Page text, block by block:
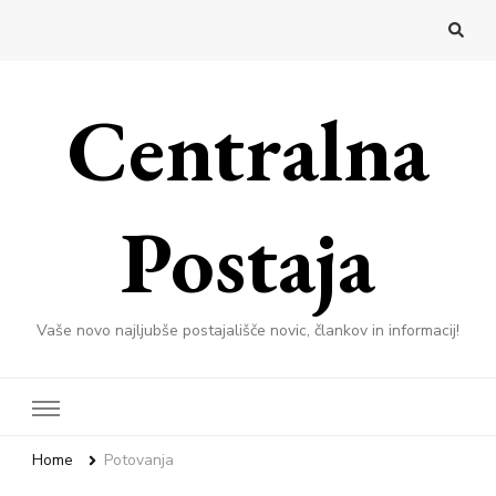
Centralna
Postaja
Vaše novo najljubše postajališče novic, člankov in informacij!
Home Potovanja